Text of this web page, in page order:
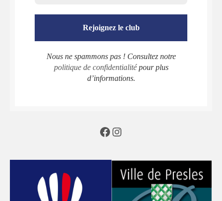
Nous ne spammons pas ! Consultez notre
politique de confidentialitépour plus
d’informations.
Facebook
Instagram